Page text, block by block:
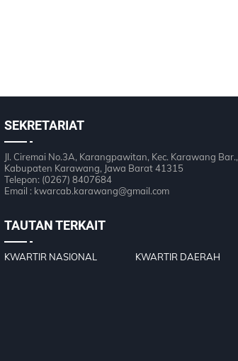
SEKRETARIAT
Jl. Ciremai No.3A, Karangpawitan, Kec. Karawang Bar.,
Kabupaten Karawang, Jawa Barat 41315
Telepon: (0267) 8407684
Email : kwarcab.karawang@gmail.com
TAUTAN TERKAIT
KWARTIR NASIONAL KWARTIR DAERAH